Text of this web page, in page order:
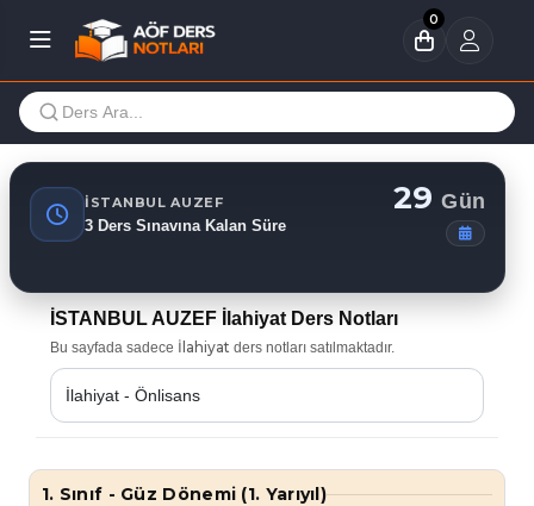
0
İSTANBUL AUZEF
3 Ders Sınavına Kalan Süre
29Gün
İSTANBUL AUZEF İlahiyat Ders Notları
Bu sayfada sadece İlahiyat ders notları satılmaktadır.
1. Sınıf - Güz Dönemi (1. Yarıyıl)